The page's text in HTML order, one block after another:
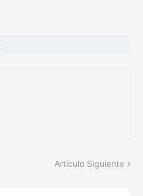
Artículo Siguiente